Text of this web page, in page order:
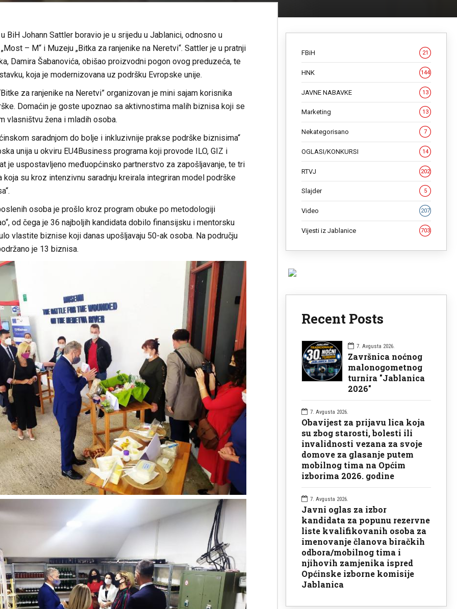
BiH Johann Sattler boravio je u srijedu u Jablanici, odnosno u
– M“ i Muzeju „Bitka za ranjenike na Neretvi“. Sattler je u pratnji
Damira Šabanovića, obišao proizvodni pogon ovog preduzeća, te
koja je modernizovana uz podršku Evropske unije.
za ranjenike na Neretvi” organizovan je mini sajam korisnika
Domaćin je goste upoznao sa aktivnostima malih biznisa koji se
vlasništvu žena i mladih osoba.
saradnjom do bolje i inkluzivnije prakse podrške biznisima“
unija u okviru EU4Business programa koji provode ILO, GIZ i
je uspostavljeno međuopćinsko partnerstvo za zapošljavanje, te tri
koja su kroz intenzivnu saradnju kreirala integriran model podrške
osoba je prošlo kroz program obuke po metodologiji
od čega je 36 najboljih kandidata dobilo finansijsku i mentorsku
vlastite biznise koji danas upošljavaju 50-ak osoba. Na području
je 13 biznisa.
FBiH 21
HNK 144
JAVNE NABAVKE 13
Marketing 13
Nekategorisano 7
OGLASI/KONKURSI 14
RTVJ 202
Slajder 5
Video 207
Vijesti iz Jablanice 703
Recent Posts
7. Avgusta 2026.
Završnica noćnog
malonogometnog
turnira "Jablanica
2026"
7. Avgusta 2026.
Obavijest za prijavu lica koja
su zbog starosti, bolesti ili
invalidnosti vezana za svoje
domove za glasanje putem
mobilnog tima na Općim
izborima 2026. godine
7. Avgusta 2026.
Javni oglas za izbor
kandidata za popunu rezervne
liste kvalifikovanih osoba za
imenovanje članova biračkih
odbora/mobilnog tima i
njihovih zamjenika ispred
Općinske izborne komisije
Jablanica